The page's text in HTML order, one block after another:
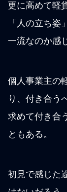
更に高めて軽
「人の立ち
一流なのか感
個人事業主の
り、付き合う
求めて付き合
ともある。
初見で感じた